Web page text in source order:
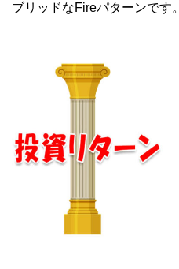
ブリッドなFireパターンです。